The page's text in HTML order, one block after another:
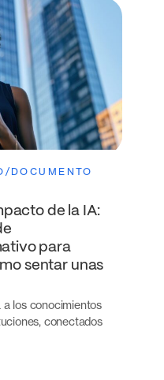
DOCUMENTO
de la IA:
para
sentar unas
a los conocimientos
conectados